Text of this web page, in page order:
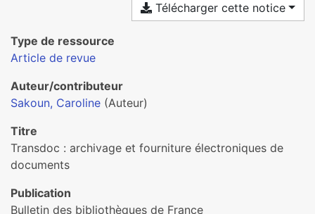
Télécharger cette notice
Type de ressource
Article de revue
Auteur/contributeur
Sakoun, Caroline (Auteur)
Titre
Transdoc : archivage et fourniture électroniques de
documents
Publication
Bulletin des bibliothèques de France